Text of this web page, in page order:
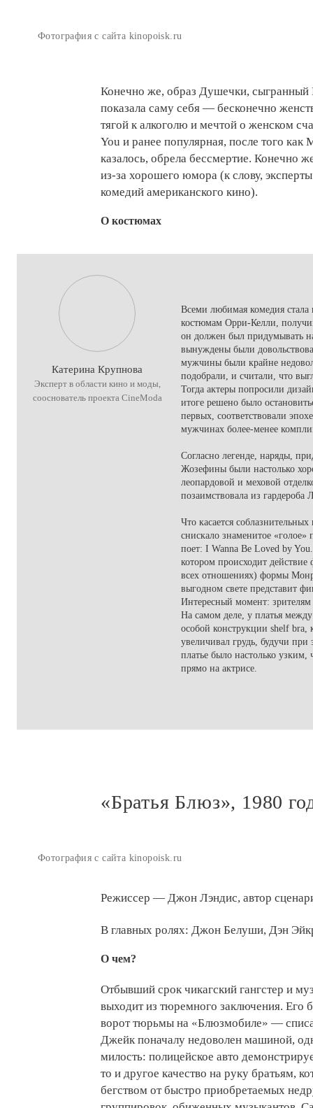
Фотография с сайта kinopoisk.ru
Конечно же, образ Душечки,
показала саму себя — бесконечно
тягой к алкоголю и мечтой о женском
You и ранее популярная, после того как
казалось, обрела бессмертие. Конечно
из-за хорошего юмора (к слову,
комедий американского кино).
О костюмах
Катерина Крупнова
Эксперт в области кино и моды,
сооснователь проекта CineModa
Всеми любимая комедия
костюмам Орри-Келли,
он должен был придумывать
вынуждены были
мужчины были крайне
подобрали, и считали, что
Тогда актеры попросили
итоге решено было
первых, соответствовали
мужчинах более-менее
Согласно легенде, наряды,
Жозефины были настолько
леопардовой и меховой
позаимствовала из
Что касается
снискало знаменитое
поет: I Wanna Be Loved by
котором происходит
всех отношениях) формы
выгодном свете представит
Интересный момент: зрителям
На самом деле, у платья
особой конструкции shelf
увеличивал грудь, будучи
платье было настолько
прямо на актрисе.
«Братья Блюз», 1980
Фотография с сайта kinopoisk.ru
Режиссер — Джон Лэндис, автор
В главных ролях: Джон Белуши, Дэн
О чем?
Отбывший срок чикагский гангстер и
выходит из тюремного заключения.
ворот тюрьмы на «Блюзмобиле» —
Джейк поначалу недоволен машиной,
милость: полицейское авто
то и другое качество на руку братьям,
бегством от быстро приобретаемых